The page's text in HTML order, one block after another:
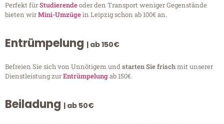
Perfekt fürStudierendeoder den Transport weniger Gegenstände
bieten wirMini-Umzügein Leipzig schon ab 100€ an.
Entrümpelung | ab 150€
Befreien Sie sich von Unnötigem undstarten Sie frischmit unserer
Dienstleistung zurEntrümpelungab 150€.
Beiladung | ab 50€